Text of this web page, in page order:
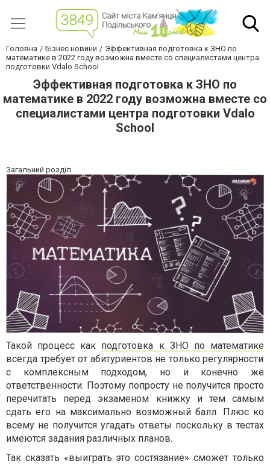
Головна Бізнес новини
Эффективная подготовка к ЗНО по
математике в 2022 году возможна вместе со специалистами центра
подготовки Vdalo School
Эффективная подготовка к ЗНО по
математике в 2022 году возможна вместе со
специалистами центра подготовки Vdalo
School
Загальний розділ
Такой процесс как подготовка к ЗНО по математике
всегда требует от абитуриентов не только регулярности
с комплексным подходом, но и конечно же
ответственности. Поэтому попросту не получится просто
перечитать перед экзаменом книжку и тем самым
сдать его на максимально возможный балл. Плюс ко
всему не получится угадать ответы поскольку в тестах
имеются задания различных планов.
Так сказать «выиграть это состязание» сможет только